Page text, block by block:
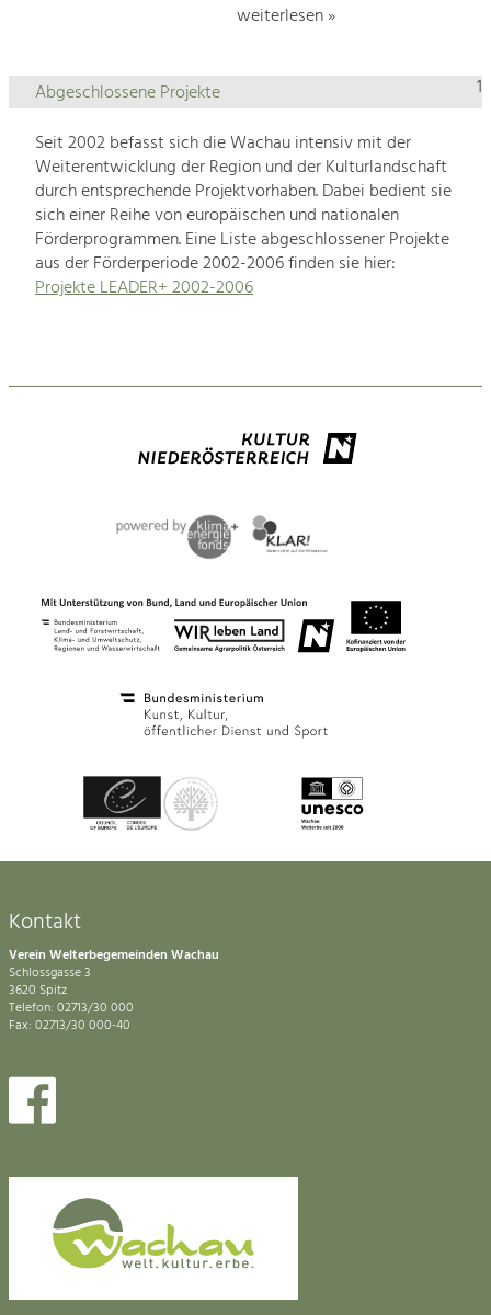
weiterlesen »
1
Abgeschlossene Projekte
Seit 2002 befasst sich die Wachau intensiv mit der
Weiterentwicklung der Region und der Kulturlandschaft
durch entsprechende Projektvorhaben. Dabei bedient sie
sich einer Reihe von europäischen und nationalen
Förderprogrammen. Eine Liste abgeschlossener Projekte
aus der Förderperiode 2002-2006 finden sie hier:
Projekte LEADER+ 2002-2006
Kontakt
Verein Welterbegemeinden Wachau
Schlossgasse 3
3620 Spitz
Telefon: 02713/30 000
Fax: 02713/30 000-40